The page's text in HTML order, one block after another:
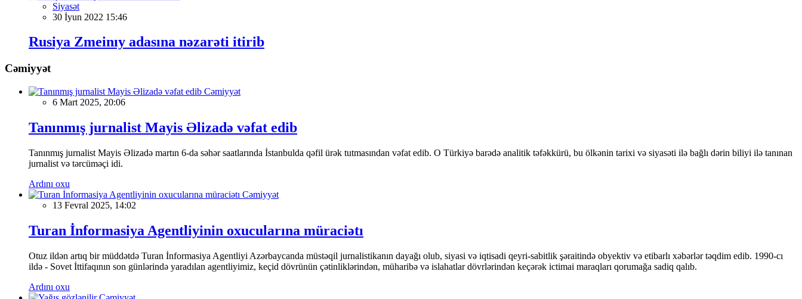
Siyasət
30 İyun 2022 15:46
Rusiya Zmeinıy adasına nəzarəti itirib
Cəmiyyət
Cəmiyyət
6 Mart 2025, 20:06
Tanınmış jurnalist Mayis Əlizadə vəfat edib
Tanınmış jurnalist Mayis Əlizadə martın 6-da səhər saatlarında İstanbulda qəfil ürək tutmasından vəfat edib. O Türkiyə barədə analitik təfəkkürü, bu ölkənin tarixi və siyasəti ilə bağlı dərin biliyi ilə tanınan
jurnalist və tərcüməçi idi.
Ardını oxu
Cəmiyyət
13 Fevral 2025, 14:02
Turan İnformasiya Agentliyinin oxucularına müraciətı
Otuz ildən artıq bir müddətdə Turan İnformasiya Agentliyi Azərbaycanda müstəqil jurnalistikanın dayağı olub, siyasi və iqtisadi qeyri-sabitlik şəraitində obyektiv və etibarlı xəbərlər təqdim edib. 1990-cı
ildə - Sovet İttifaqının son günlərində yaradılan agentliyimiz, keçid dövrünün çətinliklərindən, müharibə və islahatlar dövrlərindən keçərək ictimai maraqları qorumağa sadiq qalıb.
Ardını oxu